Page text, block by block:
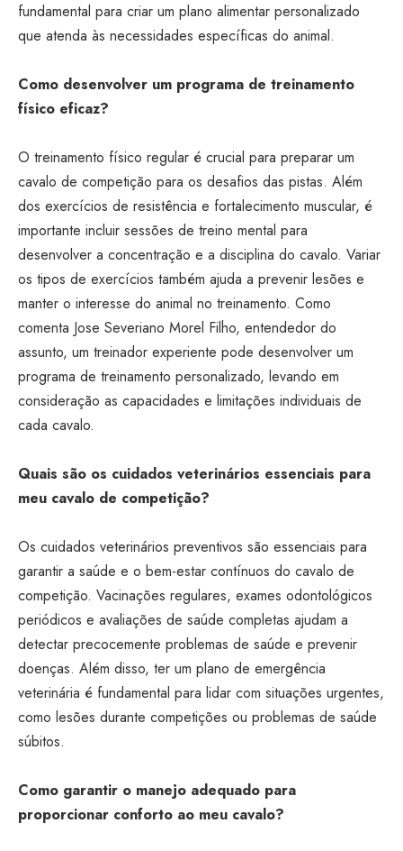
fundamental para criar um plano alimentar personalizado
que atenda às necessidades específicas do animal.
Como desenvolver um programa de treinamento
físico eficaz?
O treinamento físico regular é crucial para preparar um
cavalo de competição para os desafios das pistas. Além
dos exercícios de resistência e fortalecimento muscular, é
importante incluir sessões de treino mental para
desenvolver a concentração e a disciplina do cavalo. Variar
os tipos de exercícios também ajuda a prevenir lesões e
manter o interesse do animal no treinamento. Como
comenta Jose Severiano Morel Filho, entendedor do
assunto, um treinador experiente pode desenvolver um
programa de treinamento personalizado, levando em
consideração as capacidades e limitações individuais de
cada cavalo.
Quais são os cuidados veterinários essenciais para
meu cavalo de competição?
Os cuidados veterinários preventivos são essenciais para
garantir a saúde e o bem-estar contínuos do cavalo de
competição. Vacinações regulares, exames odontológicos
periódicos e avaliações de saúde completas ajudam a
detectar precocemente problemas de saúde e prevenir
doenças. Além disso, ter um plano de emergência
veterinária é fundamental para lidar com situações urgentes,
como lesões durante competições ou problemas de saúde
súbitos.
Como garantir o manejo adequado para
proporcionar conforto ao meu cavalo?